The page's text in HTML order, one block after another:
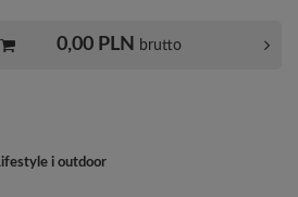
0,00 PLN brutto
i outdoor